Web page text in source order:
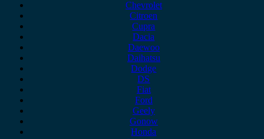
Chevrolet
Citroen
Cupra
Dacia
Daewoo
Daihatsu
Dodge
DS
Fiat
Ford
Geely
Gonow
Honda